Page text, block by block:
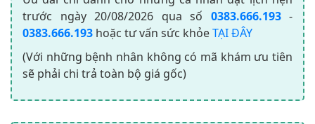
trước ngày 20/08/2026 qua số 0383.666.193-
0383.666.193 hoặc tư vấn sức khỏeTẠI ĐÂY
(Với những bệnh nhân không có mã khám ưu tiên
sẽ phải chi trả toàn bộ giá gốc)